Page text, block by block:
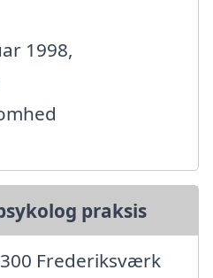
1998,
praksis
Frederiksværk